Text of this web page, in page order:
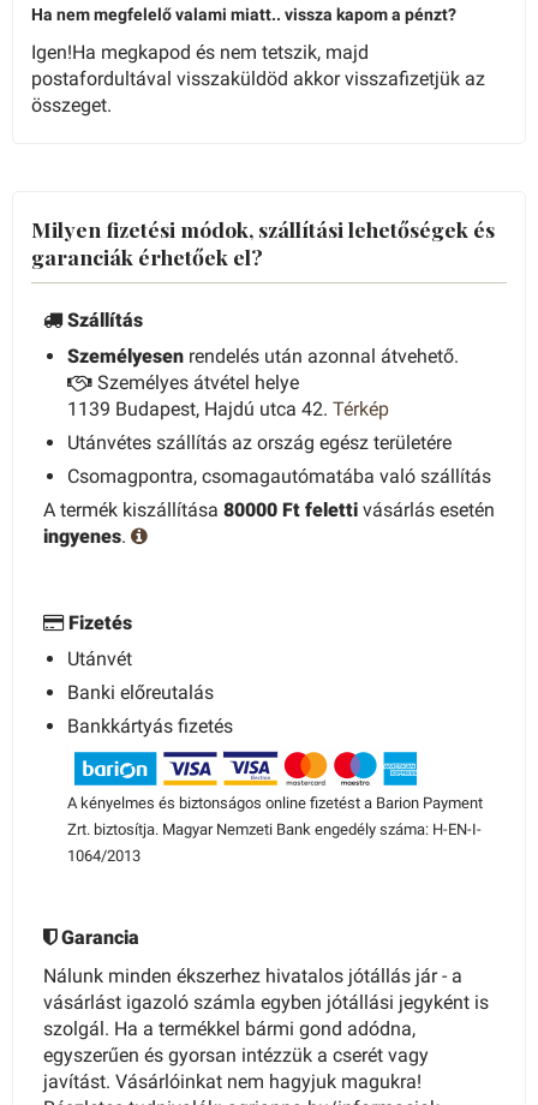
Ha nem megfelelő valami miatt.. vissza kapom a pénzt?
Igen!Ha megkapod és nem tetszik, majd
postafordultával visszaküldöd akkor visszafizetjük az
összeget.
Milyen fizetési módok, szállítási lehetőségek és
garanciák érhetőek el?
Szállítás
Személyesen rendelés után azonnal átvehető.
Személyes átvétel helye
1139 Budapest, Hajdú utca 42. Térkép
Utánvétes szállítás az ország egész területére
Csomagpontra, csomagautómatába való szállítás
A termék kiszállítása 80000 Ft feletti vásárlás esetén
ingyenes.
Fizetés
Utánvét
Banki előreutalás
Bankkártyás fizetés
A kényelmes és biztonságos online fizetést a Barion Payment
Zrt. biztosítja. Magyar Nemzeti Bank engedély száma: H-EN-I-
1064/2013
Garancia
Nálunk minden ékszerhez hivatalos jótállás jár - a
vásárlást igazoló számla egyben jótállási jegyként is
szolgál. Ha a termékkel bármi gond adódna,
egyszerűen és gyorsan intézzük a cserét vagy
javítást. Vásárlóinkat nem hagyjuk magukra!